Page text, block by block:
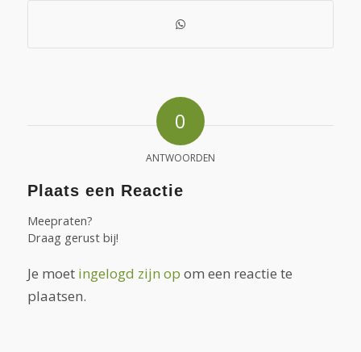
0
ANTWOORDEN
Plaats een Reactie
Meepraten?
Draag gerust bij!
Je moet ingelogd zijn op om een reactie te
plaatsen.